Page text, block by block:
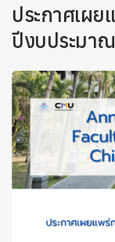
ประกาศเผย
ปีงบประมา